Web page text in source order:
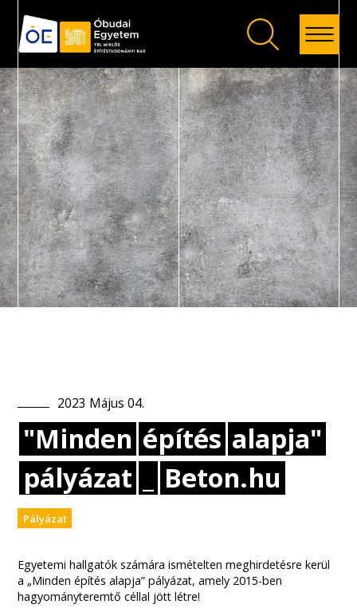
Vissza
2023 Május 04.
"Minden építés alapja"
pályázat
Beton.hu
Pályázat
Egyetemi hallgatók számára ismételten meghirdetésre kerül
a „Minden építés alapja” pályázat, amely 2015-ben
hagyományteremtő céllal jött létre!